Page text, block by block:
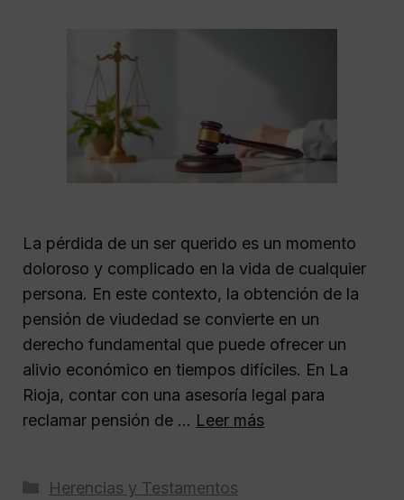
La pérdida de un ser querido es un momento
doloroso y complicado en la vida de cualquier
persona. En este contexto, la obtención de la
pensión de viudedad se convierte en un
derecho fundamental que puede ofrecer un
alivio económico en tiempos difíciles. En La
Rioja, contar con una asesoría legal para
reclamar pensión de … Leer más
Categorías
Herencias y Testamentos